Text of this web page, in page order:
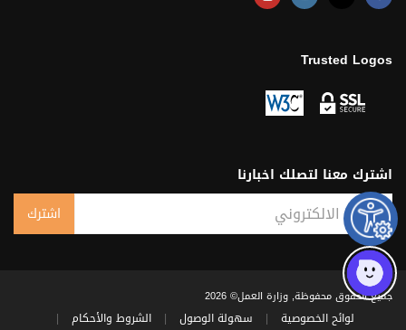
Trusted Logos
اشترك معنا لتصلك اخبارنا
البريد الالكتروني
اشترك
Subscribe Result
جميع الحقوق محفوظة, وزارة العمل© 2026
لوائح الخصوصية | سهولة الوصول | الشروط والأحكام
|